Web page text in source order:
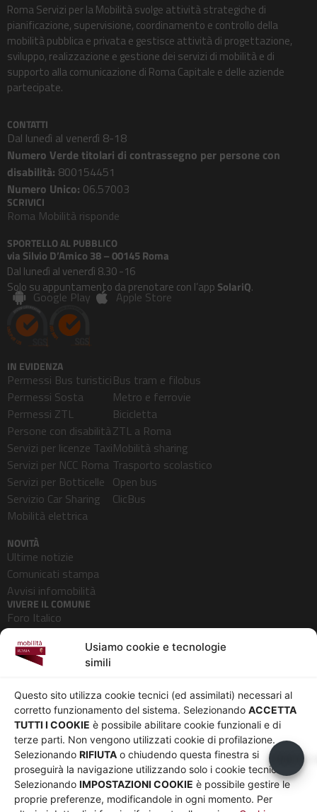
Usiamo cookie e tecnologie
simili
Questo sito utilizza cookie tecnici (ed assimilati) necessari al
corretto funzionamento del sistema. Selezionando ACCETTA
TUTTI I COOKIE è possibile abilitare cookie funzionali e di
terze parti. Non vengono utilizzati cookie di profilazione.
Selezionando RIFIUTA o chiudendo questa finestra si
proseguirà la navigazione utilizzando solo i cookie tecnici.
Selezionando IMPOSTAZIONI COOKIE è possibile gestire le
proprie preferenze, modificandole in ogni momento. Per
Roma Servizi per la Mobilità svolge attività strategiche di
pianificazione, supervisione, coordinamento e controllo della
mobilità pubblica e privata e gestisce attività di progettazione,
sviluppo, realizzazione e gestione dei servizi di mobilità e di
supporto alla comunicazione di Roma Capitale e delle aziende
partecipate.
CONTATTI
Dal lunedì al venerdì 8-18
Numero Verde titolari di contrassegno per persone con
disabilità: 800154451
Numero Unico: 06.57003
SCRIVICI
Roma Mobilità risponde
SPORTELLO AL PUBBLICO
via Silvio D’Amico 38 – 00145 Roma
Dal lunedì al venerdì 8.30 -16
Solo su appuntamento da prenotare con l’app SolariQ.
Google Play Apple Store
IN EVIDENZA
Permessi Bus turistici
Permessi Sosta
Permessi ZTL
Persone con disabilità
Servizi per licenze Taxi
Servizi per NCC Roma
Servizi per Botticelle
Servizio Car Sharing
Mobilità elettrica
Bus tram e filobus
Metro e ferrovie
Bicicletta
ZTL a Roma
Mobilità sharing
Trasporto scolastico
Open bus
ClicBus
NOVITÀ
Ultime notizie
Comunicati stampa
Avvisi infomobilità
VIVERE IL COMUNE
Foro Italico
Pedonalizzazioni
Aeroporti
Chi siamo
Governance
Whistleblowing
Co-Marketing
Social media policy
Informativa Cookie
Informativa Sito web e
Privacy
Parità di genere
Amministrazione
trasparente
Bandi e gare
Note legali
Usiamo